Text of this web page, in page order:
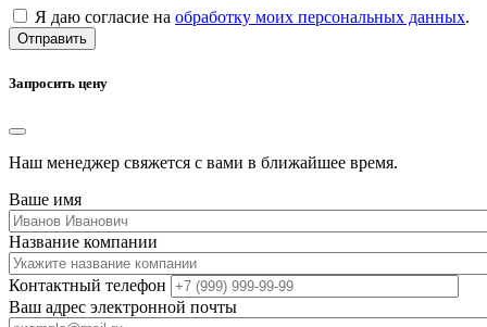
Я даю согласие на обработку моих персональных данных.
Отправить
Запросить цену
Наш менеджер свяжется с вами в ближайшее время.
Ваше имя
Название компании
Контактный телефон
Ваш адрес электронной почты